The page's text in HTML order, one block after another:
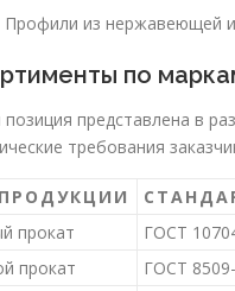
Профили из нержавеющей
по
представлена в
требования
прокат
ГОСТ
прокат
ГОСТ